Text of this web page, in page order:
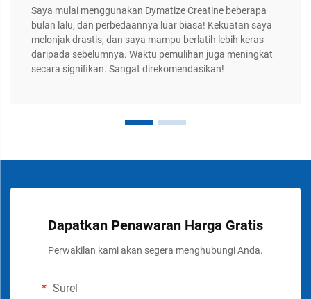
Saya mulai menggunakan Dymatize Creatine beberapa
bulan lalu, dan perbedaannya luar biasa! Kekuatan saya
melonjak drastis, dan saya mampu berlatih lebih keras
daripada sebelumnya. Waktu pemulihan juga meningkat
secara signifikan. Sangat direkomendasikan!
Dapatkan Penawaran Harga Gratis
Perwakilan kami akan segera menghubungi Anda.
Surel